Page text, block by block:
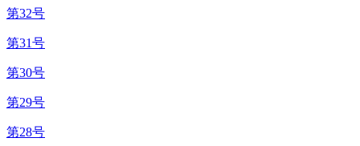
第32号
第31号
第30号
第29号
第28号